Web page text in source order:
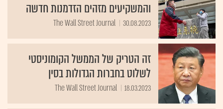
והמשקיעים מזהים הזדמנות חדשה
30.08.2023
The Wall Street Journal
זה הטריק של הממשל הקומוניסטי
לשלוט בחברות הגדולות בסין
18.03.2023
The Wall Street Journal